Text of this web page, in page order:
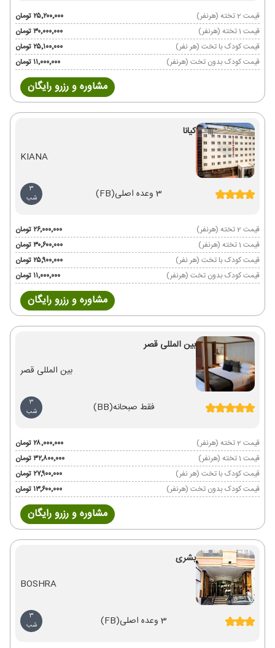
قیمت 2 تخته (هرنفر)
۲۵٬۲۰۰٬۰۰۰ تومان
قیمت 1 تخته (هرنفر)
۳۰٬۰۰۰٬۰۰۰ تومان
قیمت کودک با تخت (هر نفر)
۲۵٬۱۰۰٬۰۰۰ تومان
قیمت کودک بدون تخت (هرنفر)
۱۱٬۰۰۰٬۰۰۰ تومان
مشاوره و رزرو رایگان
کیانا
KIANA
3 وعده اصلی (FB)
3
شب
قیمت 2 تخته (هرنفر)
۲۶٬۰۰۰٬۰۰۰ تومان
قیمت 1 تخته (هرنفر)
۳۰٬۶۰۰٬۰۰۰ تومان
قیمت کودک با تخت (هر نفر)
۲۵٬۹۰۰٬۰۰۰ تومان
قیمت کودک بدون تخت (هرنفر)
۱۱٬۰۰۰٬۰۰۰ تومان
مشاوره و رزرو رایگان
بین المللی قصر
بین المللی قصر
فقط صبحانه(BB)
3
شب
قیمت 2 تخته (هرنفر)
۲۸٬۰۰۰٬۰۰۰ تومان
قیمت 1 تخته (هرنفر)
۳۲٬۸۰۰٬۰۰۰ تومان
قیمت کودک با تخت (هر نفر)
۲۷٬۹۰۰٬۰۰۰ تومان
قیمت کودک بدون تخت (هرنفر)
۱۳٬۶۰۰٬۰۰۰ تومان
مشاوره و رزرو رایگان
بشری
BOSHRA
3 وعده اصلی (FB)
3
شب